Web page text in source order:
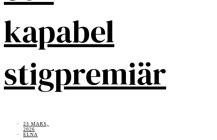
kapabel
stigpremiär
23 MARS,
2026
ELNA